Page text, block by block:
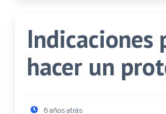
Indicaciones
hacer un
6 años atrás